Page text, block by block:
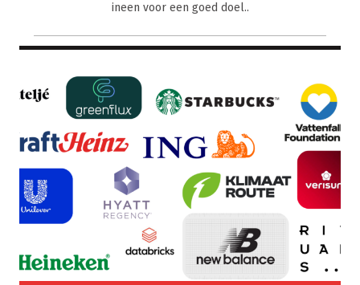
ineen voor een goed doel..